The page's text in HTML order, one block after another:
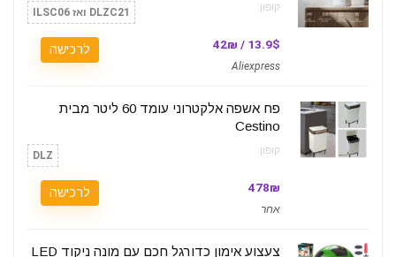
קופון: DLZC21 ואז ILSC06
13.9$ / 42₪
Aliexpress
לרכישה
פח אשפה אלקטרוני עומד 60 ליטר מבית
Cestino
קופון: DLZ
478₪
אחר
לרכישה
צעצוע אימון כדורגל חכם עם מונה ניקוד LED